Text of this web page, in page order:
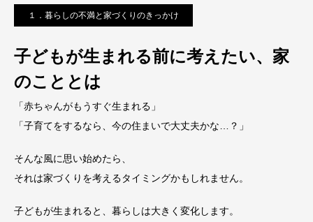
１．暮らしの不満と家づくりのきっかけ
子どもが生まれる前に考えたい、家
のこととは
「赤ちゃんがもうすぐ生まれる」
「子育てをするなら、今の住まいで大丈夫かな…？」
そんな風に思い始めたら、
それは家づくりを考えるタイミングかもしれません。
子どもが生まれると、暮らしは大きく変化します。